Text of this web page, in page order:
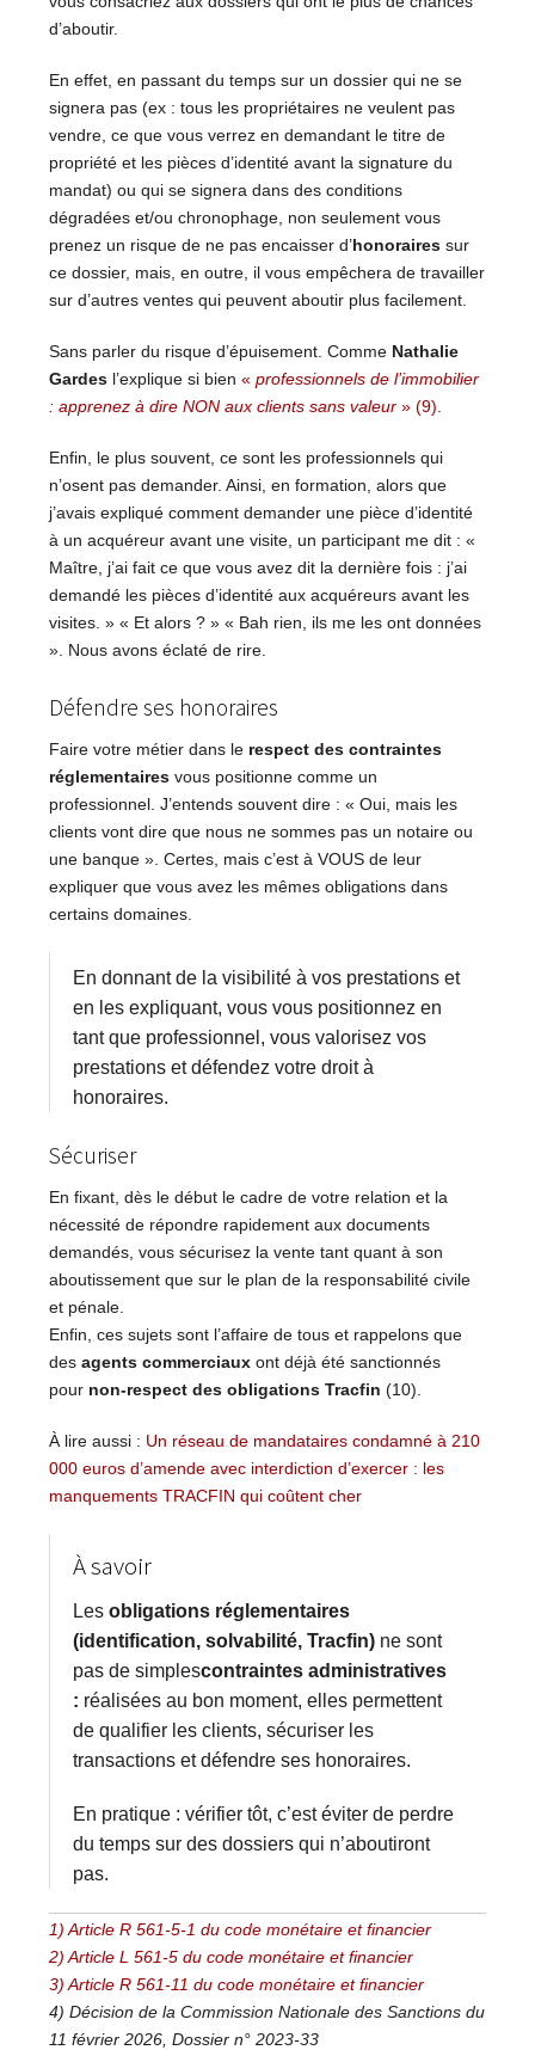
d’aboutir.
En effet, en passant du temps sur un dossier qui ne se
signera pas (ex : tous les propriétaires ne veulent pas
vendre, ce que vous verrez en demandant le titre de
propriété et les pièces d’identité avant la signature du
mandat) ou qui se signera dans des conditions
dégradées et/ou chronophage, non seulement vous
prenez un risque de ne pas encaisser d’honorairessur
ce dossier, mais, en outre, il vous empêchera de travailler
sur d’autres ventes qui peuvent aboutir plus facilement.
Sans parler du risque d’épuisement. Comme Nathalie
Gardesl’explique si bien « professionnels de l’immobilier
: apprenez à dire NON aux clients sans valeur» (9)
Enfin, le plus souvent, ce sont les professionnels qui
n’osent pas demander. Ainsi, en formation, alors que
j’avais expliqué comment demander une pièce d’identité
à un acquéreur avant une visite, un participant me dit : «
Maître, j’ai fait ce que vous avez dit la dernière fois : j’ai
demandé les pièces d’identité aux acquéreurs avant les
visites. » « Et alors ? » « Bah rien, ils me les ont données
». Nous avons éclaté de rire.
Défendre ses honoraires
Faire votre métier dans le respect des contraintes
réglementairesvous positionne comme un
professionnel. J’entends souvent dire : « Oui, mais les
clients vont dire que nous ne sommes pas un notaire ou
une banque ». Certes, mais c’est à VOUS de leur
expliquer que vous avez les mêmes obligations dans
certains domaines.
En donnant de la visibilité à vos prestations et
en les expliquant, vous vous positionnez en
tant que professionnel, vous valorisez vos
prestations et défendez votre droit à
honoraires.
Sécuriser
En fixant, dès le début le cadre de votre relation et la
nécessité de répondre rapidement aux documents
demandés, vous sécurisez la vente tant quant à son
aboutissement que sur le plan de la responsabilité civile
et pénale.
Enfin, ces sujets sont l’affaire de tous et rappelons que
des agents commerciauxont déjà été sanctionnés
pour non-respect des obligations Tracfin (10).
À lire aussi : Un réseau de mandataires condamné à 210
000 euros d’amende avec interdiction d’exercer : les
manquements TRACFIN qui coûtent cher
À savoir
Les obligations réglementaires
(identification, solvabilité, Tracfin) ne sont
pas de simplescontraintes administratives
: réalisées au bon moment, elles permettent
de qualifier les clients, sécuriser les
transactions et défendre ses honoraires.
En pratique : vérifier tôt, c’est éviter de perdre
du temps sur des dossiers qui n’aboutiront
pas.
1) Article R 561-5-1 du code monétaire et financier
2) Article L 561-5 du code monétaire et financier
3) Article R 561-11 du code monétaire et financier
4) Décision de la Commission Nationale des Sanctions du
11 février 2026, Dossier n° 2023-33